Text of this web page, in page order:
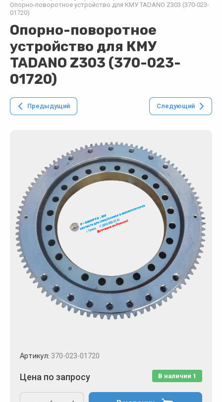
Опорно-поворотное устройство для КМУ TADANO Z303 (370-023-
01720)
Опорно-поворотное
устройство для КМУ
TADANO Z303 (370-023-
01720)
Предыдущий Следующий
Артикул: 370-023-01720
В наличии 1
Цена по запросу